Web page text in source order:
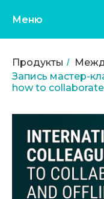
Меню
Продукты /
Запись мастер-
how to